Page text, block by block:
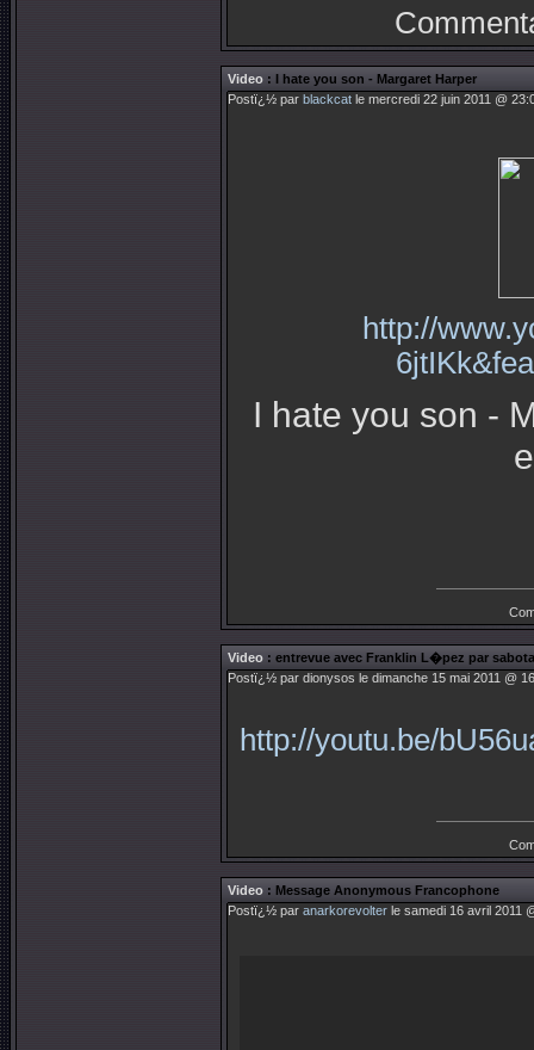
Video : I hate you son - Margaret Harper
Postï¿½ par blackcat le mercredi 22 juin 2011 @
http://
I hate you son -
Video : entrevue avec Franklin L�pez par
Postï¿½ par dionysos le dimanche 15 mai 2011 @
http://youtu.be/
Video : Message Anonymous Francophone
Postï¿½ par anarkorevolter le samedi 16 avril 2011